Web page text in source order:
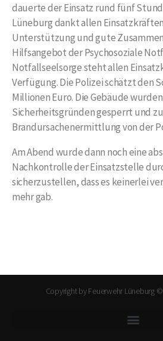
dauerte der Einsatz rund fünf
Lüneburg dankt allen
Unterstützung und gute
Hilfsangebot der Psychosoziale
Notfallseelsorge steht allen
Verfügung. Die Polizei schätzt den
Millionen Euro. Die Gebäude
Sicherheitsgründen gesperrt und
Brandursachenermittlung von der
Am Abend wurde dann noch eine
Nachkontrolle der Einsatzstelle
sicherzustellen, dass es keinerlei
mehr gab.
Copyright by Feuerwehr Lüneburg